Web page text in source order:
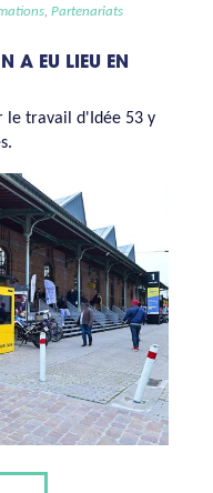
, Partenariats
A EU LIEU EN
le travail d'Idée 53 y